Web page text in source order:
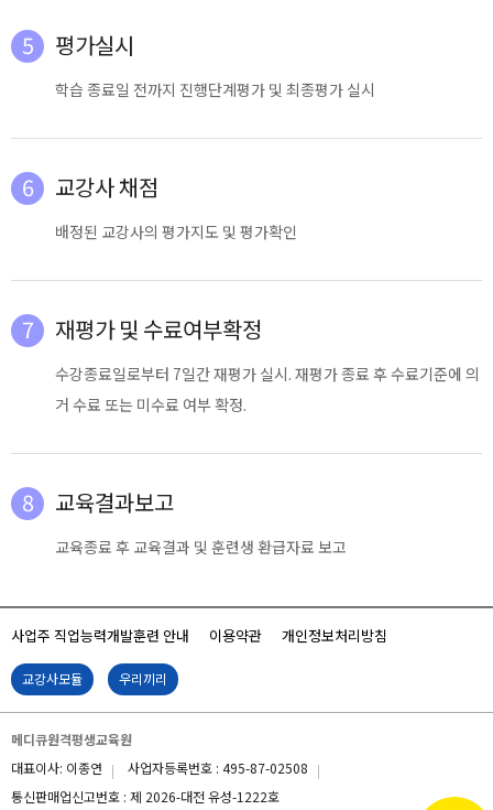
5 평가실시
학습 종료일 전까지 진행단계평가 및 최종평가 실시
6 교강사 채점
배정된 교강사의 평가지도 및 평가확인
7 재평가 및 수료여부확정
수강종료일로부터 7일간 재평가 실시. 재평가 종료 후 수료기준에 의
거 수료 또는 미수료 여부 확정.
8 교육결과보고
교육종료 후 교육결과 및 훈련생 환급자료 보고
사업주 직업능력개발훈련 안내 이용약관 개인정보처리방침
교강사모듈 우리끼리
메디큐원격평생교육원
대표이사: 이종연
사업자등록번호 : 495-87-02508
통신판매업신고번호 : 제 2026-대전 유성-1222호